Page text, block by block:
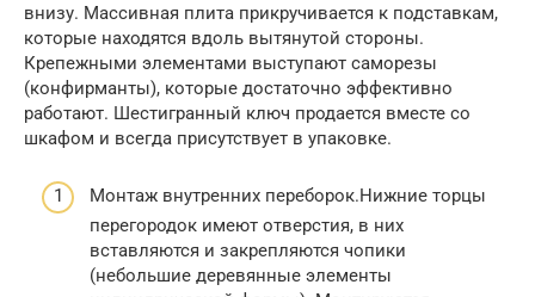
внизу. Массивная плита прикручивается к подставкам,
которые находятся вдоль вытянутой стороны.
Крепежными элементами выступают саморезы
(конфирманты), которые достаточно эффективно
работают. Шестигранный ключ продается вместе со
шкафом и всегда присутствует в упаковке.
Монтаж внутренних переборок.Нижние торцы
перегородок имеют отверстия, в них
вставляются и закрепляются чопики
(небольшие деревянные элементы